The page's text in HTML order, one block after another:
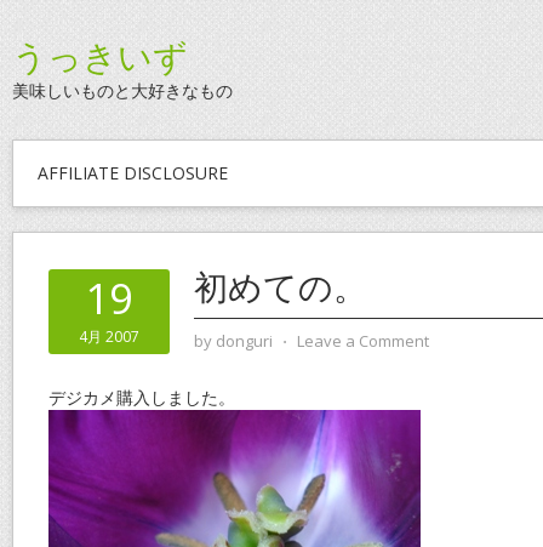
うっきいず
美味しいものと大好きなもの
AFFILIATE DISCLOSURE
19
4月 2007
初めての。
by donguri ⋅ Leave a Comment
デジカメ購入しました。